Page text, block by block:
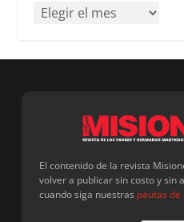
El contenido de la revista
volver a publicar sin costo y sin
cuando siga nuestras pautas